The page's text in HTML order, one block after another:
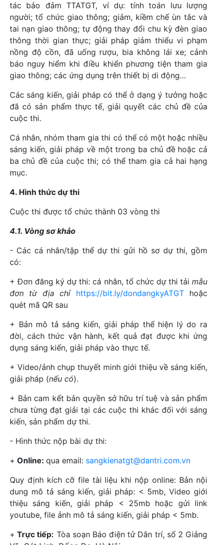
tác bảo đảm TTATGT, ví dụ: tính toán lưu lượng
người; tổ chức giao thông; giảm, kiềm chế ùn tắc và
tai nạn giao thông; tự động thay đổi chu kỳ đèn giao
thông thời gian thực; giải pháp giảm thiểu vi phạm
nồng độ cồn, đã uống rượu, bia không lái xe; cảnh
báo nguy hiểm khi điều khiển phương tiện tham gia
giao thông; các ứng dụng trên thiết bị di động…
Các sáng kiến, giải pháp có thể ở dạng ý tưởng hoặc
đã có sản phẩm thực tế, giải quyết các chủ đề của
cuộc thi.
Cá nhân, nhóm tham gia thi có thể có một hoặc nhiều
sáng kiến, giải pháp về một trong ba chủ đề hoặc cả
ba chủ đề của cuộc thi; có thể tham gia cả hai hạng
mục.
4. Hình thức dự thi
Cuộc thi được tổ chức thành 03 vòng thi
4.1. Vòng sơ khảo
- Các cá nhân/tập thể dự thi gửi hồ sơ dự thi, gồm
có:
+ Đơn đăng ký dự thi: cá nhân, tổ chức dự thi tải mẫu
đơn từ địa chỉ https://bit.ly/dondangkyATGThoặc
quét mã QR sau
+ Bản mô tả sáng kiến, giải pháp thể hiện lý do ra
đời, cách thức vận hành, kết quả đạt được khi ứng
dụng sáng kiến, giải pháp vào thực tế.
+ Video/ảnh chụp thuyết minh giới thiệu về sáng kiến,
giải pháp (nếu có).
+ Bản cam kết bản quyền sở hữu trí tuệ và sản phẩm
chưa từng đạt giải tại các cuộc thi khác đối với sáng
kiến, sản phẩm dự thi.
- Hình thức nộp bài dự thi:
+ Online: qua email: sangkienatgt@dantri.com.vn
Quy định kích cỡ file tài liệu khi nộp online: Bản nội
dung mô tả sáng kiến, giải pháp: < 5mb, Video giới
thiệu sáng kiến, giải pháp < 25mb hoặc gửi link
youtube, file ảnh mô tả sáng kiến, giải pháp < 5mb.
+ Trực tiếp: Tòa soạn Báo điện tử Dân trí, số 2 Giảng